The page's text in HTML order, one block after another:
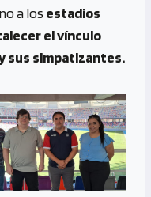
a los estadios
el vínculo
sus simpatizantes.